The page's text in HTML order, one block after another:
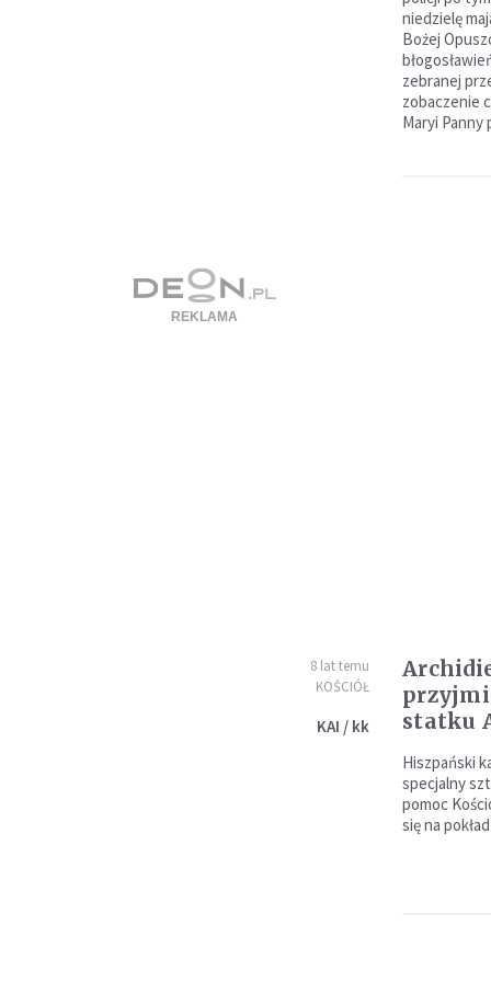
niedzielę
Bożej
zebranej
zobaczenie
Maryi Panny
8 lat temu
KOŚCIÓŁ
KAI / kk
statku
Hiszpański
specjalny
pomoc
się na